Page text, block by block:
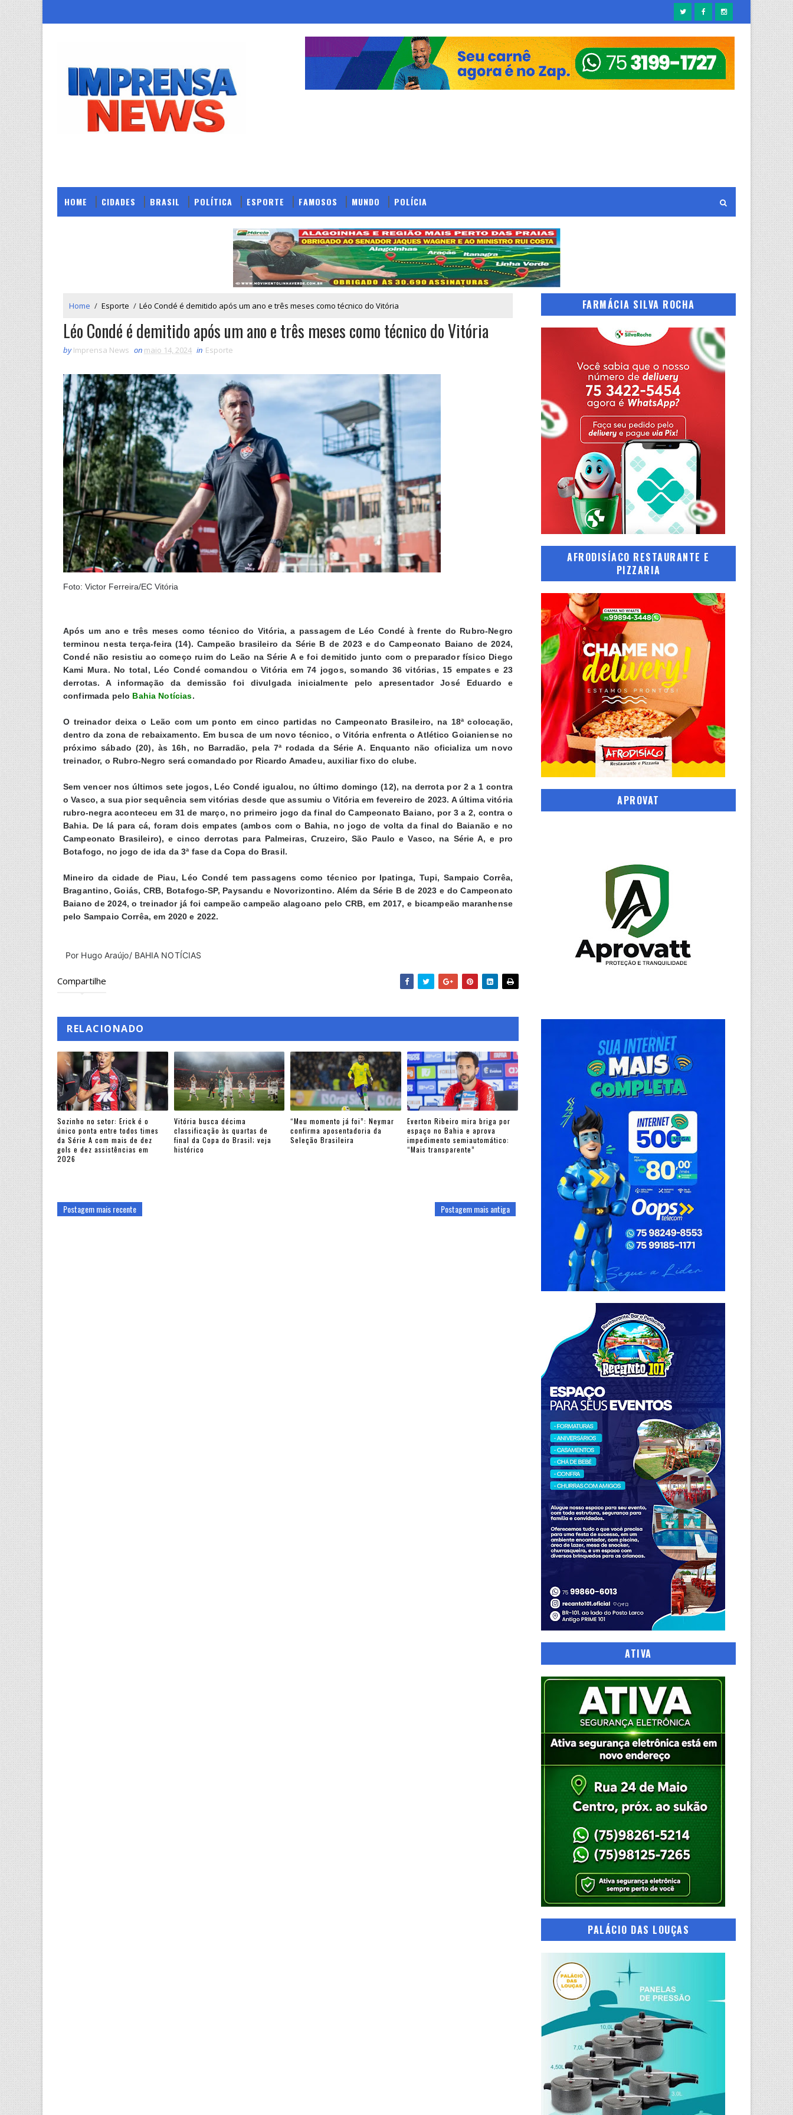
HOME CIDADES BRASIL POLÍTICA ESPORTE FAMOSOS MUNDO POLÍCIA
Home / Esporte / Léo Condé é demitido após um ano e três meses como técnico do Vitória
Léo Condé é demitido após um ano e três meses como técnico do Vitória
by Imprensa News on maio 14, 2024 in Esporte
Foto: Victor Ferreira/EC Vitória
Após um ano e três meses como técnico do Vitória, a passagem de Léo Condé à frente do Rubro-Negro
terminou nesta terça-feira (14). Campeão brasileiro da Série B de 2023 e do Campeonato Baiano de 2024,
Condé não resistiu ao começo ruim do Leão na Série A e foi demitido junto com o preparador físico Diego
Kami Mura. No total, Léo Condé comandou o Vitória em 74 jogos, somando 36 vitórias, 15 empates e 23
derrotas. A informação da demissão foi divulgada inicialmente pelo apresentador José Eduardo e
confirmada pelo Bahia Notícias.
O treinador deixa o Leão com um ponto em cinco partidas no Campeonato Brasileiro, na 18ª colocação,
dentro da zona de rebaixamento. Em busca de um novo técnico, o Vitória enfrenta o Atlético Goianiense no
próximo sábado (20), às 16h, no Barradão, pela 7ª rodada da Série A. Enquanto não oficializa um novo
treinador, o Rubro-Negro será comandado por Ricardo Amadeu, auxiliar fixo do clube.
Sem vencer nos últimos sete jogos, Léo Condé igualou, no último domingo (12), na derrota por 2 a 1 contra
o Vasco, a sua pior sequência sem vitórias desde que assumiu o Vitória em fevereiro de 2023. A última vitória
rubro-negra aconteceu em 31 de março, no primeiro jogo da final do Campeonato Baiano, por 3 a 2, contra o
Bahia. De lá para cá, foram dois empates (ambos com o Bahia, no jogo de volta da final do Baianão e no
Campeonato Brasileiro), e cinco derrotas para Palmeiras, Cruzeiro, São Paulo e Vasco, na Série A, e pro
Botafogo, no jogo de ida da 3ª fase da Copa do Brasil.
Mineiro da cidade de Piau, Léo Condé tem passagens como técnico por Ipatinga, Tupi, Sampaio Corrêa,
Bragantino, Goiás, CRB, Botafogo-SP, Paysandu e Novorizontino. Além da Série B de 2023 e do Campeonato
Baiano de 2024, o treinador já foi campeão campeão alagoano pelo CRB, em 2017, e bicampeão maranhense
pelo Sampaio Corrêa, em 2020 e 2022.
Por Hugo Araújo/ BAHIA NOTÍCIAS
Compartilhe
RELACIONADO
Sozinho no setor: Erick é o
único ponta entre todos times
da Série A com mais de dez
gols e dez assistências em
2026
Vitória busca décima
classificação às quartas de
final da Copa do Brasil; veja
histórico
“Meu momento já foi”: Neymar
confirma aposentadoria da
Seleção Brasileira
Everton Ribeiro mira briga por
espaço no Bahia e aprova
impedimento semiautomático:
“Mais transparente”
Postagem mais recente Postagem mais antiga
FARMÁCIA SILVA ROCHA
AFRODISÍACO RESTAURANTE E
PIZZARIA
APROVAT
ATIVA
PALÁCIO DAS LOUÇAS